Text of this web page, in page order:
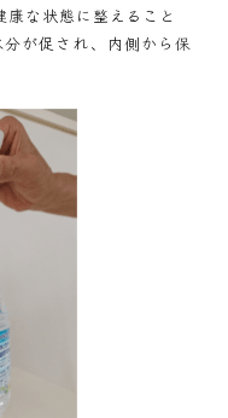
な状態に整えること
が促され、内側から保